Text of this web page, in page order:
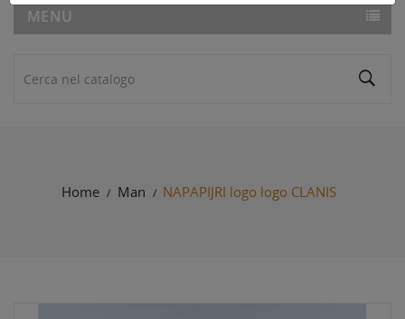
MENU
Home Man NAPAPIJRI logo logo CLANIS